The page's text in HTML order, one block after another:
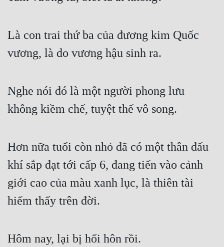
Là con trai thứ ba của đương kim Quốc
vương, là do vương hậu sinh ra.
Nghe nói đó là một người phong lưu
không kiềm chế, tuyệt thế vô song.
Hơn nữa tuổi còn nhỏ đã có một thân đấu
khí sắp đạt tới cấp 6, đang tiến vào cảnh
giới cao của màu xanh lục, là thiên tài
hiếm thấy trên đời.
Hôm nay, lại bị hối hôn rồi.